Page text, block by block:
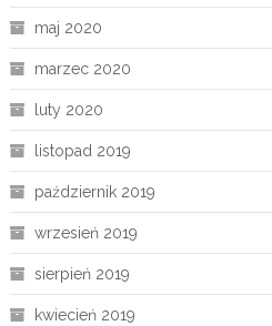
maj 2020
marzec 2020
luty 2020
listopad 2019
październik 2019
wrzesień 2019
sierpień 2019
kwiecień 2019